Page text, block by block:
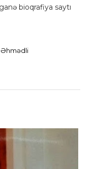
bioqrafiya saytı
Əhmədli